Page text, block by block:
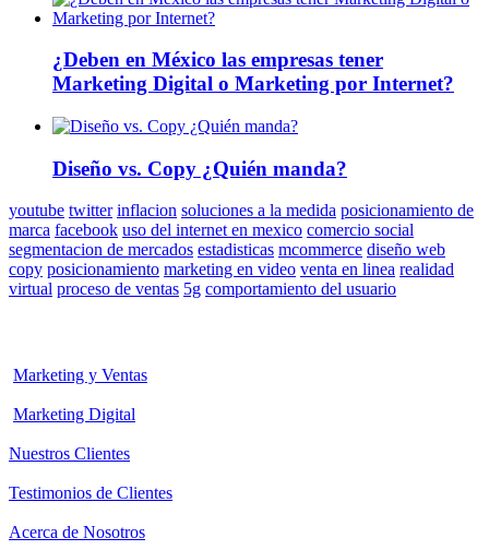
¿Deben en México las empresas tener
Marketing Digital o Marketing por Internet?
Diseño vs. Copy ¿Quién manda?
youtube twitter inflacion soluciones a la medida posicionamiento de
marca facebook uso del internet en mexico comercio social
segmentacion de mercados estadisticas mcommerce diseño web
copy posicionamiento marketing en video venta en linea realidad
virtual proceso de ventas 5g comportamiento del usuario
Marketing y Ventas
Marketing Digital
Nuestros Clientes
Testimonios de Clientes
Acerca de Nosotros